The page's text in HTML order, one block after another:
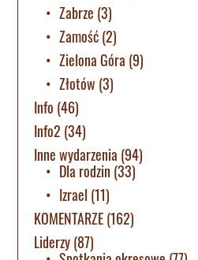
Zabrze (3)
Zamość(2)
Zielona Góra (9)
Złotów (3)
Info (46)
Info2 (34)
Inne wydarzenia (94)
Dla rodzin (33)
Izrael (11)
KOMENTARZE(162)
Liderzy(87)